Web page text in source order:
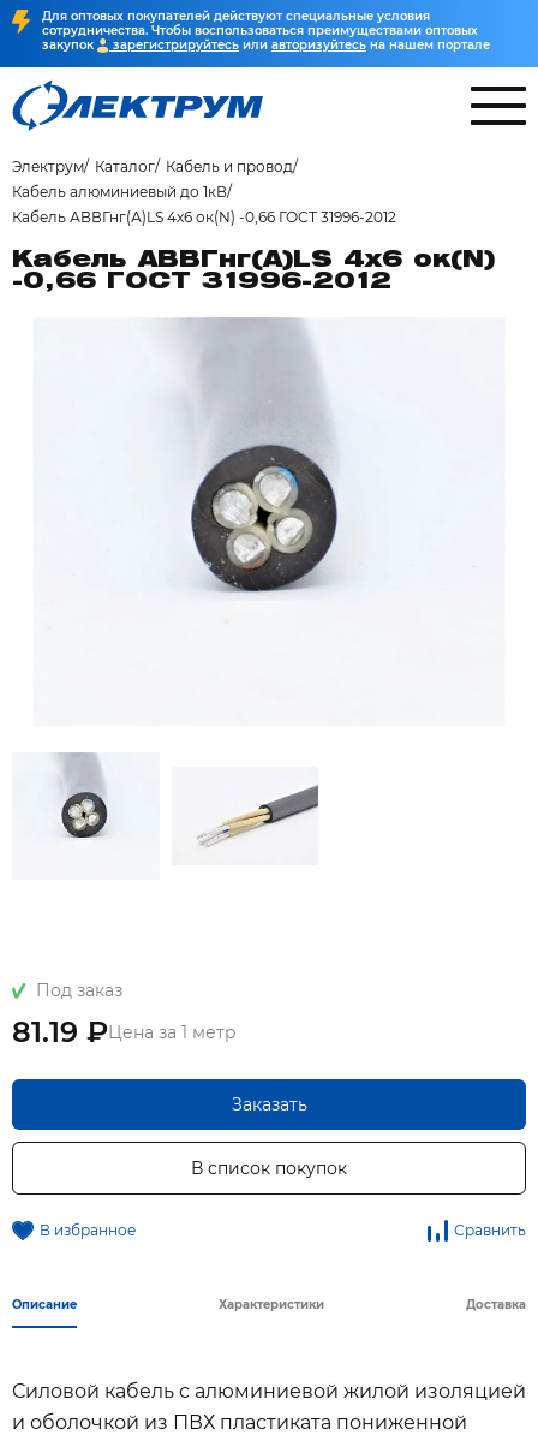
Для оптовых покупателей действуют специальные условия
сотрудничества. Чтобы воспользоваться преимуществами оптовых
закупок
зарегистрируйтесь или авторизуйтесь на нашем портале
Электрум Каталог
Кабель и провод
Кабель алюминиевый до 1кВ
Кабель АВВГнг(А)LS 4х6 ок(N) -0,66 ГОСТ 31996-2012
Кабель АВВГнг(А)LS 4х6 ок(N)
-0,66 ГОСТ 31996-2012
Под заказ
81.19 ₽Цена за 1 метр
Заказать
В список покупок
В избранное Сравнить
Описание Характеристики Доставка
Силовой кабель с алюминиевой жилой изоляцией
и оболочкой из ПВХ пластиката пониженной